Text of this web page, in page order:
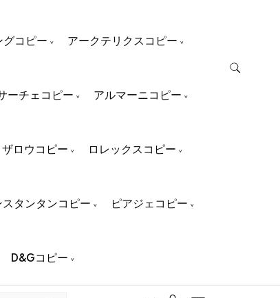
コピー アークテリクスコピー
ーチェコピー アルマーニコピー
ザロウコピー ロレックスコピー
タンタンコピー ピアジェコピー
D&Gコピー